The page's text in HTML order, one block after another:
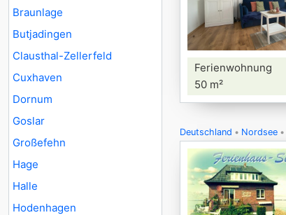
Braunlage
Butjadingen
Clausthal-Zellerfeld
Cuxhaven
Dornum
Goslar
Großefehn
Hage
Halle
Hodenhagen
Ferienwohnung
50 m²
Deutschland Nordsee